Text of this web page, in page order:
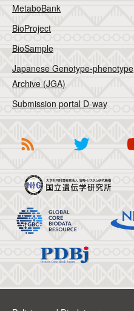
MetaboBank
BioProject
BioSample
Japanese Genotype-phenotype
Archive (JGA)
Submission portal D-way